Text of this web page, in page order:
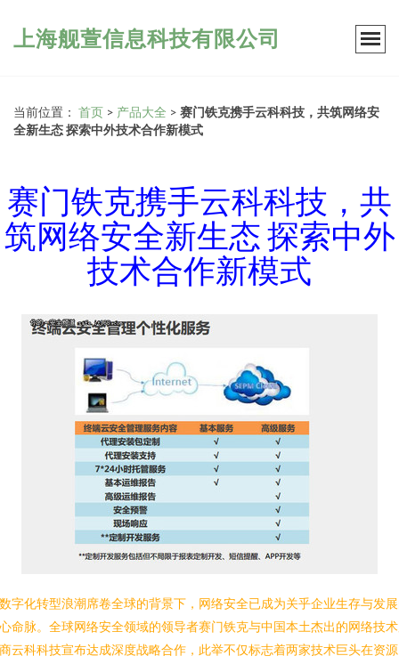
上海舰萱信息科技有限公司
当前位置： 首页 > 产品大全 > 赛门铁克携手云科科技，共筑网络安
全新生态 探索中外技术合作新模式
赛门铁克携手云科科技，共
筑网络安全新生态 探索中外
技术合作新模式
字化转型浪潮席卷全球的背景下，网络安全已成为关乎企业生存与发
命脉。全球网络安全领域的领导者赛门铁克与中国本土杰出的网络技
云科科技宣布达成深度战略合作，此举不仅标志着两家技术巨头在资